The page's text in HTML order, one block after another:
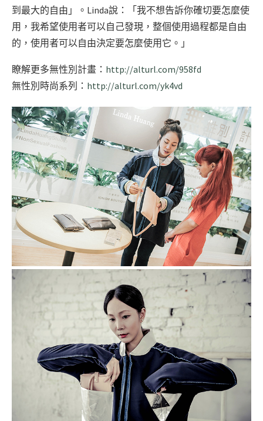
到最大的自由」。Linda說：「我不想告訴你確切要怎麼使
用，我希望使用者可以自己發現，整個使用過程都是自由
的，使用者可以自由決定要怎麼使用它。」
瞭解更多無性別計畫： http://alturl.com/958fd
無性別時尚系列： http://alturl.com/yk4vd